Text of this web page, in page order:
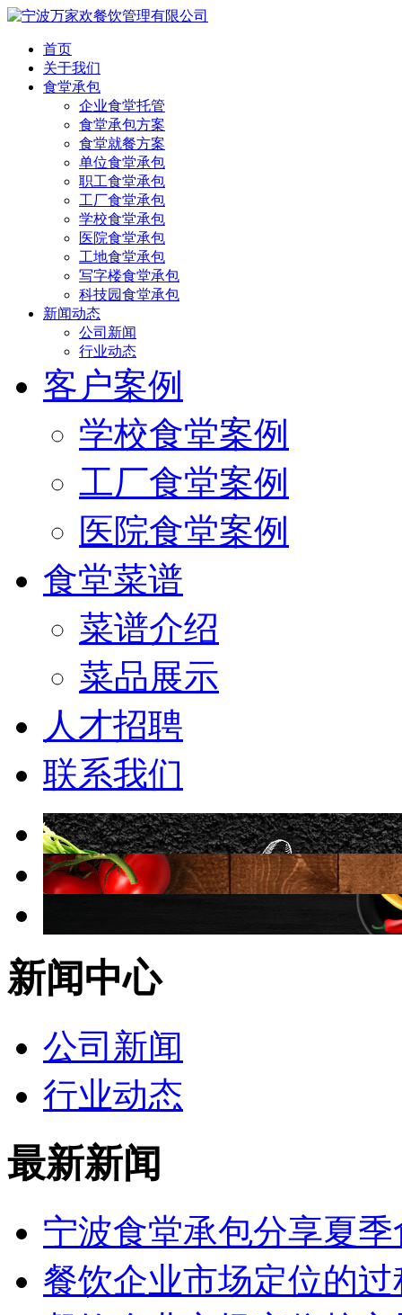
首页
关于我们
食堂承包
企业食堂托管
食堂承包方案
食堂就餐方案
单位食堂承包
职工食堂承包
工厂食堂承包
学校食堂承包
医院食堂承包
工地食堂承包
写字楼食堂承包
科技园食堂承包
新闻动态
公司新闻
行业动态
客户案例
学校食堂案例
工厂食堂案例
医院食堂案例
食堂菜谱
菜谱介绍
菜品展示
人才招聘
联系我们
新闻中心
公司新闻
行业动态
最新新闻
宁波食堂承包分享夏季
餐饮企业市场定位的过